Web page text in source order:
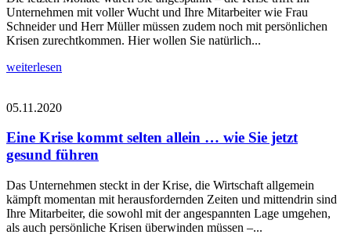
Unternehmen mit voller Wucht und Ihre Mitarbeiter wie Frau
Schneider und Herr Müller müssen zudem noch mit persönlichen
Krisen zurechtkommen. Hier wollen Sie natürlich...
weiterlesen
05.11.2020
Eine Krise kommt selten allein … wie Sie jetzt
gesund führen
Das Unternehmen steckt in der Krise, die Wirtschaft allgemein
kämpft momentan mit herausfordernden Zeiten und mittendrin sind
Ihre Mitarbeiter, die sowohl mit der angespannten Lage umgehen,
als auch persönliche Krisen überwinden müssen –...